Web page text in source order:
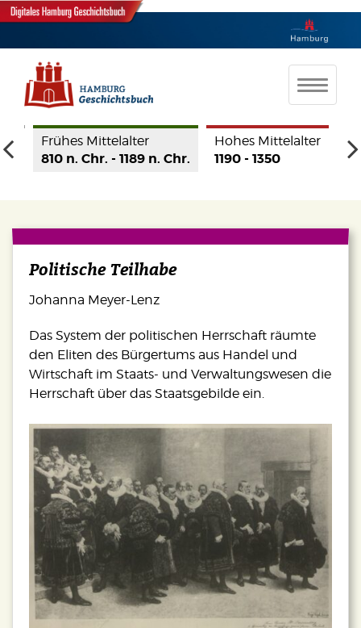
Frühes Mittelalter
810 n. Chr. - 1189 n. Chr.
Hohes Mittelalter
1190 - 1350
Politische Teilhabe
Johanna Meyer-Lenz
Das System der politischen Herrschaft räumte
den Eliten des Bürgertums aus Handel und
Wirtschaft im Staats- und Verwaltungswesen die
Herrschaft über das Staatsgebilde ein.